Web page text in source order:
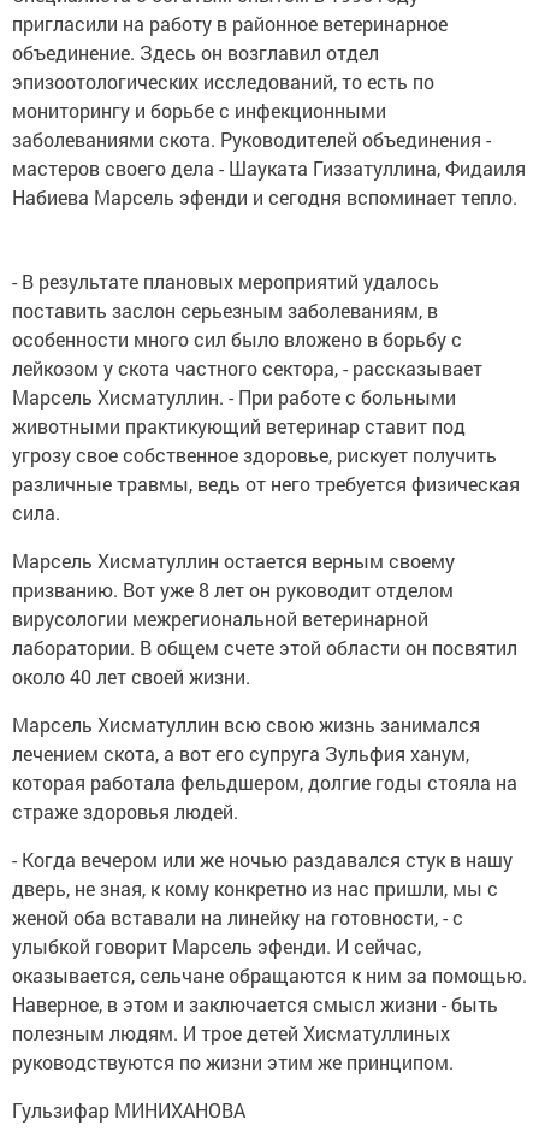
пригласили на работу в районное ветеринарное
объединение. Здесь он возглавил отдел
эпизоотологических исследований, то есть по
мониторингу и борьбе с инфекционными
заболеваниями скота. Руководителей объединения -
мастеров своего дела - Шауката Гиззатуллина, Фидаиля
Набиева Марсель эфенди и сегодня вспоминает тепло.
- В результате плановых мероприятий удалось
поставить заслон серьезным заболеваниям, в
особенности много сил было вложено в борьбу с
лейкозом у скота частного сектора, - рассказывает
Марсель Хисматуллин. - При работе с больными
животными практикующий ветеринар ставит под
угрозу свое собственное здоровье, рискует получить
различные травмы, ведь от него требуется физическая
сила.
Марсель Хисматуллин остается верным своему
призванию. Вот уже 8 лет он руководит отделом
вирусологии межрегиональной ветеринарной
лаборатории. В общем счете этой области он посвятил
около 40 лет своей жизни.
Марсель Хисматуллин всю свою жизнь занимался
лечением скота, а вот его супруга Зульфия ханум,
которая работала фельдшером, долгие годы стояла на
страже здоровья людей.
- Когда вечером или же ночью раздавался стук в нашу
дверь, не зная, к кому конкретно из нас пришли, мы с
женой оба вставали на линейку на готовности, - с
улыбкой говорит Марсель эфенди. И сейчас,
оказывается, сельчане обращаются к ним за помощью.
Наверное, в этом и заключается смысл жизни - быть
полезным людям. И трое детей Хисматуллиных
руководствуются по жизни этим же принципом.
Гульзифар МИНИХАНОВА